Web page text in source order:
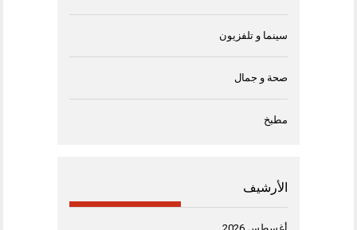
سينما و تلفزيون
صحة و جمال
مطبخ
الأرشيف